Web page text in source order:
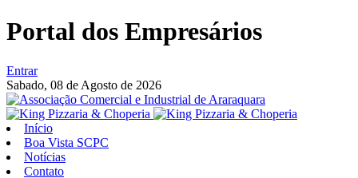
Portal dos Empresários
Entrar
Sabado, 08 de Agosto de 2026
Início
Boa Vista SCPC
Notícias
Contato